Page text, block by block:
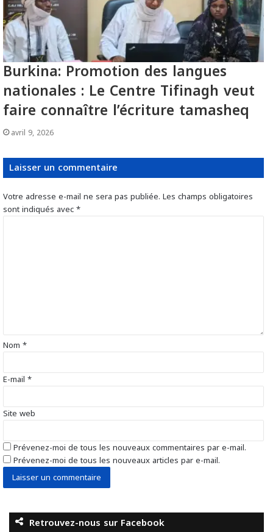
‎Burkina: Promotion des langues
nationales : Le Centre Tifinagh veut
faire connaître l’écriture tamasheq
avril 9, 2026
Laisser un commentaire
Votre adresse e-mail ne sera pas publiée. Les champs obligatoires
sont indiqués avec*
r
e
Nom *
E-mail *
Site web
Prévenez-moi de tous les nouveaux commentaires par e-mail.
Prévenez-moi de tous les nouveaux articles par e-mail.
Retrouvez-nous sur Facebook